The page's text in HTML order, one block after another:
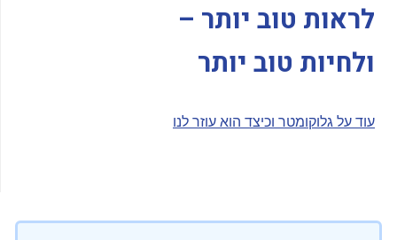
לראות טוב יותר –
ולחיות טוב יותר
עוד על גלוקומטר וכיצד הוא עוזר לנו